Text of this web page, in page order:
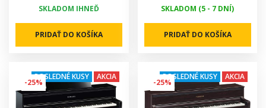
SKLADOM IHNEĎ
PRIDAŤ DO KOŠÍKA
SKLADOM (5 - 7 DNÍ)
PRIDAŤ DO KOŠÍKA
-25%
POSLEDNÉ KUSY AKCIA
-25%
POSLEDNÉ KUSY AKCIA